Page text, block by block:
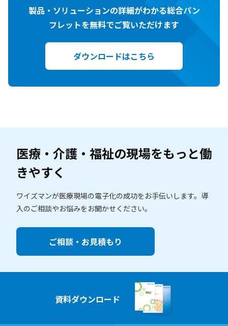
製品・ソリューションの詳細がわかる総合パン
フレットを無料でご覧いただけます
ダウンロードはこちら
医療・介護・福祉の現場をもっと働
きやすく
ワイズマンが医療現場の電子化の成功をお手伝いします。 導
入のご相談やお悩みをお聞かせください。
ご相談・お見積もり
資料ダウンロード